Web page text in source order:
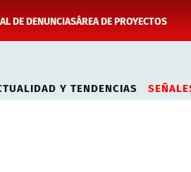
DE DENUNCIASÁREA DE PROYECTOS
Y TENDENCIAS